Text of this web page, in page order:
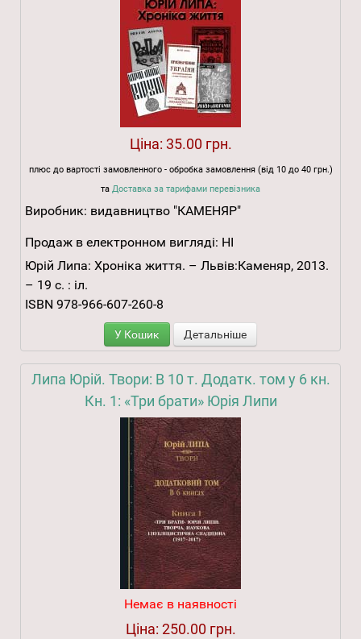
Ціна: 35.00 грн.
плюс до вартості замовленного - обробка замовлення (від 10 до 40 грн.)
та Доставка за тарифами перевізника
Виробник: видавництво "КАМЕНЯР"
Продаж в електронном вигляді: НІ
Юрій Липа: Хроніка життя. – Львів:Каменяр, 2013.
– 19 с. : іл.
ISBN 978-966-607-260-8
У Кошик Детальніше
Липа Юрій. Твори: В 10 т. Додатк. том у 6 кн.
Кн. 1: «Три брати» Юрія Липи
Немає в наявності
Ціна: 250.00 грн.